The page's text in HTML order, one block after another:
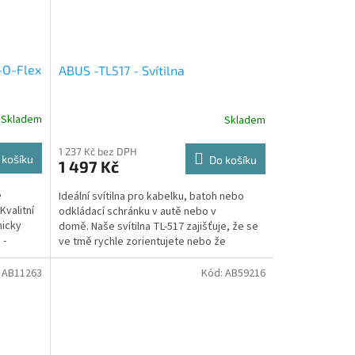
Flex
Skladem
-
ABUS -TL517 - Svítilna
Skladem
1 237 Kč bez DPH
1 497 Kč Do košíku
Ideální svítilna pro kabelku, batoh nebo
odkládací schránku v autě nebo v
domě. Naše svítilna TL-517 zajišťuje, že se
ve tmě rychle zorientujete nebo že
okamžitě najdete věci,...
AB11263 Kód: AB59216